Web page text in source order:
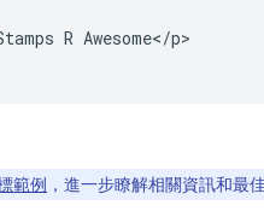
R Awesome</p>
範例 ，進一步瞭解相關資訊和最佳